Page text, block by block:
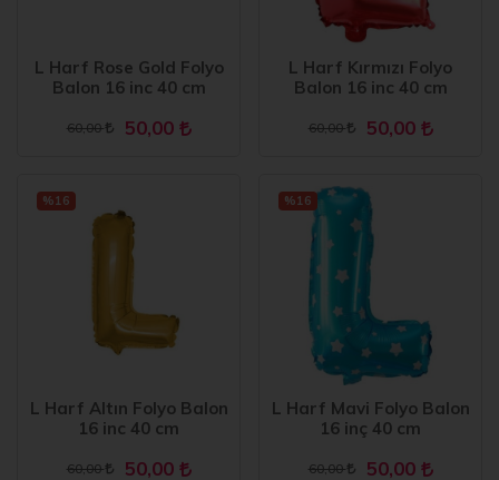
L Harf Rose Gold Folyo
Balon 16 inc 40 cm
60,00 50,00
L Harf Kırmızı Folyo
Balon 16 inc 40 cm
60,00 50,00
L Harf Altın Folyo Balon
16 inc 40 cm
60,00 50,00
%16
L Harf Mavi Folyo Balon
16 inç 40 cm
60,00 50,00
%16